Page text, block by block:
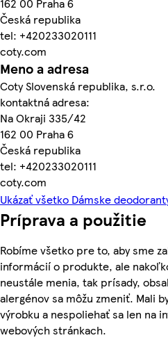
Česká republika
tel: +420233020111
coty.com
Meno a adresa
Coty Slovenská republika, s.r.o.
kontaktná adresa:
Na Okraji 335/42
162 00 Praha 6
Česká republika
tel: +420233020111
coty.com
Ukázať všetko Dámske
Príprava a použitie
Robíme všetko pre to, aby sme
informácií o produkte, ale
neustále menia, tak prísady,
alergénov sa môžu zmeniť. Mali
výrobku a nespoliehať sa len na
webových stránkach.